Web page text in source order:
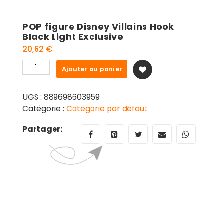
POP figure Disney Villains Hook
Black Light Exclusive
20,62 €
quantité
de
figure
Disney
Hook
Ajouter au panier
UGS : 889698603959
Catégorie : Catégorie par défaut
Partager: